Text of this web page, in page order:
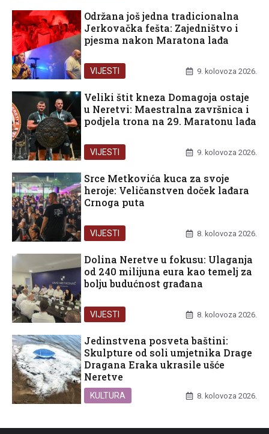
Održana još jedna tradicionalna
Jerkovačka fešta: Zajedništvo i
pjesma nakon Maratona lađa
VIJESTI 9. kolovoza 2026.
Veliki štit kneza Domagoja ostaje
u Neretvi: Maestralna završnica i
podjela trona na 29. Maratonu lađa
VIJESTI 9. kolovoza 2026.
Srce Metkovića kuca za svoje
heroje: Veličanstven doček lađara
Crnoga puta
VIJESTI 8. kolovoza 2026.
Dolina Neretve u fokusu: Ulaganja
od 240 milijuna eura kao temelj za
bolju budućnost građana
VIJESTI 8. kolovoza 2026.
Jedinstvena posveta baštini:
Skulpture od soli umjetnika Drage
Dragana Eraka ukrasile ušće
Neretve
KULTURA 8. kolovoza 2026.